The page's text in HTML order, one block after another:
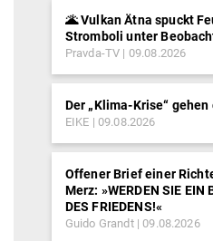
🌋 Vulkan Ätna spuckt
Stromboli unter
Pravda-TV 09.08.2026
Der „Klima-Krise“
EIKE 09.08.2026
Offener Brief einer
Merz: »WERDEN SIE EIN
DES FRIEDENS!«
Guido Grandt 09.08.2026